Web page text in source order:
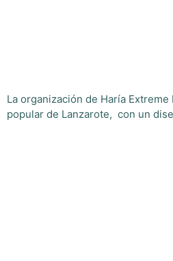
La organización de Haría
popular de Lanzarote, con un